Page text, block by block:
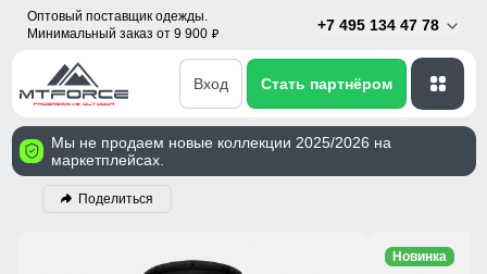
Оптовый поставщик одежды.
Минимальный заказ от 9 900 p
+7 495 134 47 78
Вход Стать партнёром
Мы не продаем новые коллекции 2025/2026 на
маркетплейсах.
Поделиться
Новинка